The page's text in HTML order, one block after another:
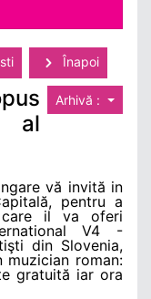
Înapoi
Arhivă :
al
vă invită in
pentru a
il va oferi
V4 -
din Slovenia,
muzician roman:
gratuită iar ora